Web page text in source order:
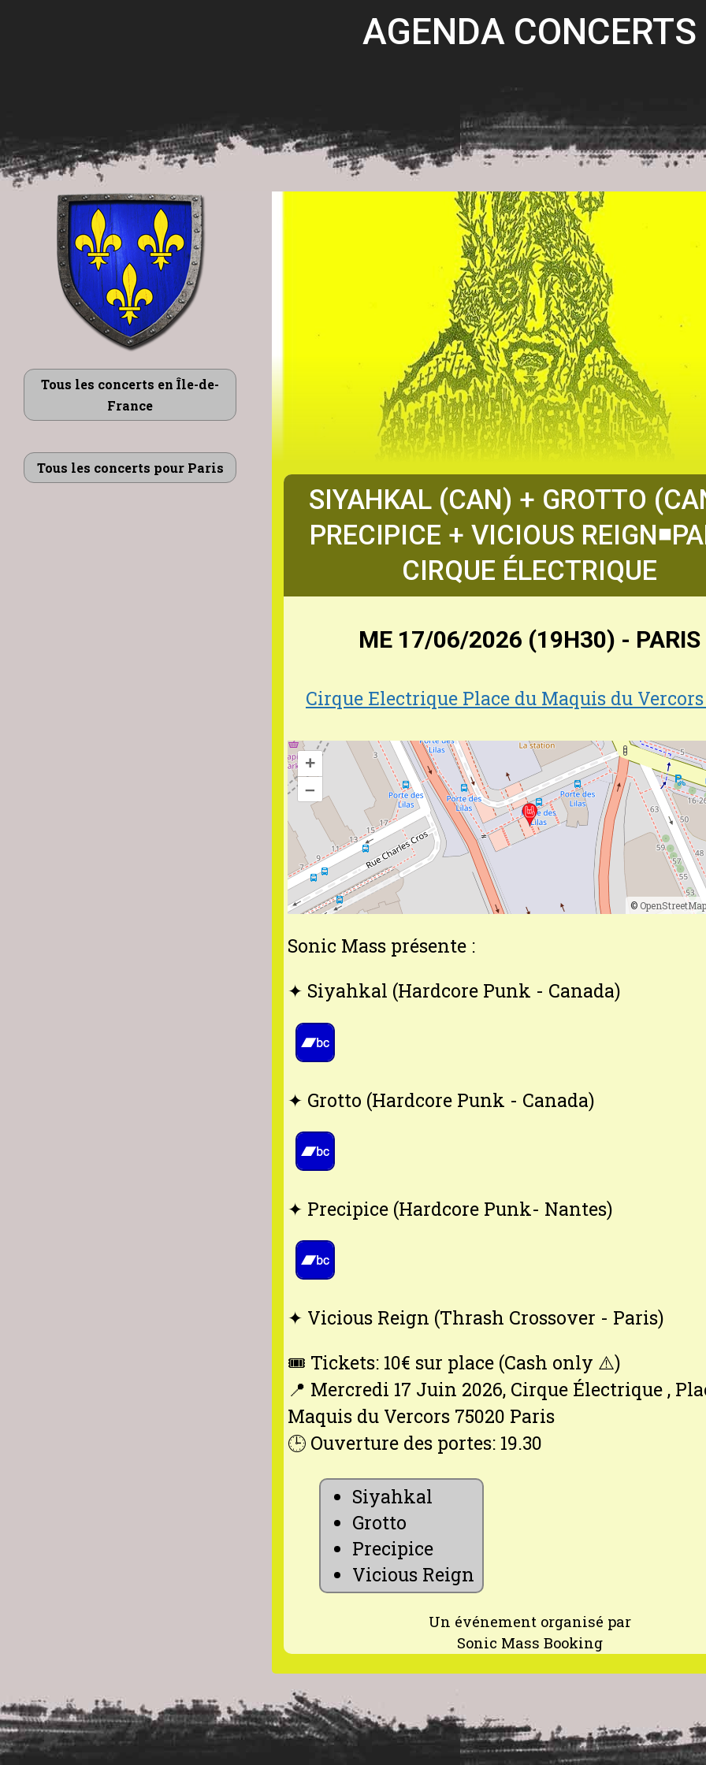
AGENDA CONCERTS
Tous les concerts en Île-de-
France
Tous les concerts pour Paris
SIYAHKAL (CAN) + GROTTO
PRECIPICE + VICIOUS
CIRQUE ÉLECTRIQUE
ME 17/06/2026 (19H30) - PARIS
Cirque Electrique Place du Maquis du
+
–
© OpenStreetMap
Sonic Mass présente :
✦ Siyahkal (Hardcore Punk - Canada)
✦ Grotto (Hardcore Punk - Canada)
✦ Precipice (Hardcore Punk- Nantes)
✦ Vicious Reign (Thrash Crossover - Paris)
🎟️ Tickets: 10€ sur place (Cash only ⚠️)
📍 Mercredi 17 Juin 2026, Cirque Électrique ,
Maquis du Vercors 75020 Paris
🕒 Ouverture des portes: 19.30
Siyahkal
Grotto
Precipice
Vicious Reign
Un événement organisé par
Sonic Mass Booking